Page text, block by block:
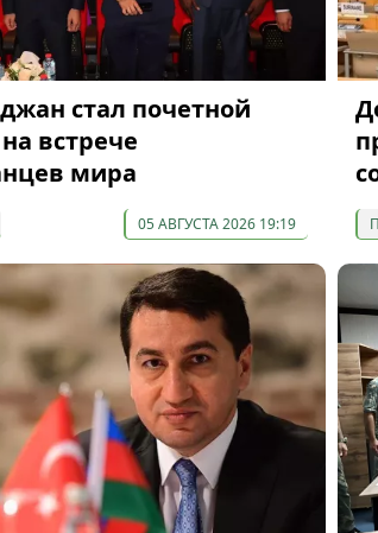
стал почетной
встрече
мира
05 АВГУСТА 2026 19:19